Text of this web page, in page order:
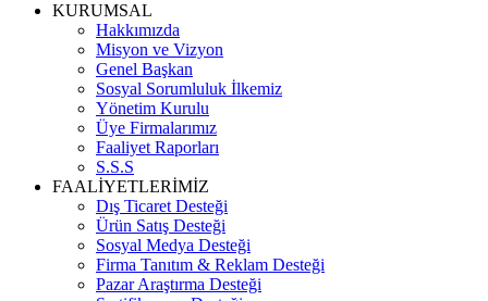
KURUMSAL
Hakkımızda
Misyon ve Vizyon
Genel Başkan
Sosyal Sorumluluk İlkemiz
Yönetim Kurulu
Üye Firmalarımız
Faaliyet Raporları
S.S.S
FAALİYETLERİMİZ
Dış Ticaret Desteği
Ürün Satış Desteği
Sosyal Medya Desteği
Firma Tanıtım & Reklam Desteği
Pazar Araştırma Desteği